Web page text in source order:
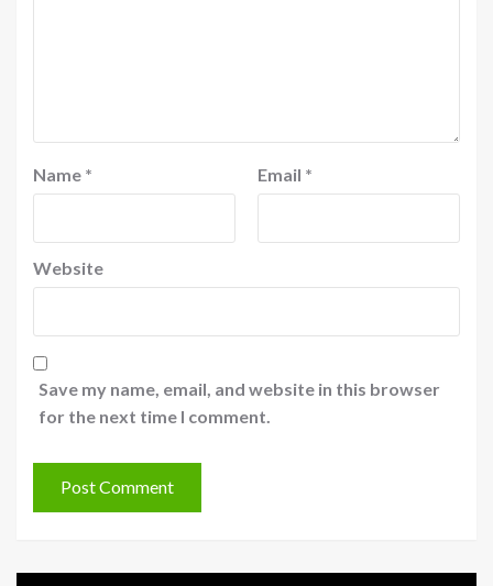
Name * Email *
Website
Save my name, email, and website in this browser
for the next time I comment.